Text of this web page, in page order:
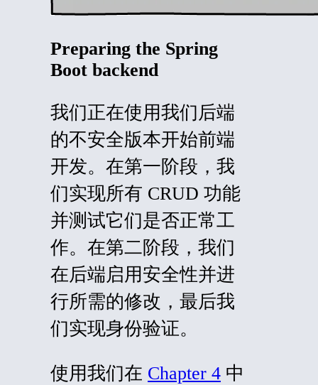
Preparing the Spring
Boot backend
我们正在使用我们后端
的不安全版本开始前端
开发。在第一阶段，我
们实现所有 CRUD 功能
并测试它们是否正常工
作。在第二阶段，我们
在后端启用安全性并进
行所需的修改，最后我
们实现身份验证。
使用我们在 Chapter 4 中